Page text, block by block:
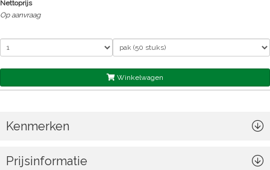
Nettoprijs
Op aanvraag
Winkelwagen
Kenmerken
Prijsinformatie